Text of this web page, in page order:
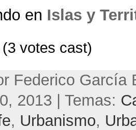
en Islas y
(3 votes cast)
Federico García
2013 | Temas:
, Urbanismo,